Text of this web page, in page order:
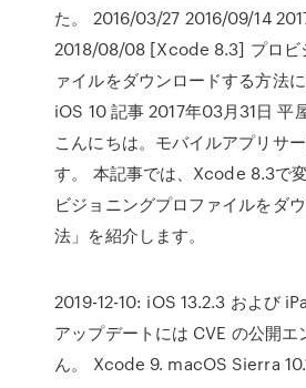
た。 2016/03/27 2016/09/14
2018/08/08 [Xcode 8.3] プロビ
ァイルをダウンロードする方法
iOS 10 記事 2017年03月31日 平
こんにちは。モバイルアプリサ
す。 本記事では、Xcode 8.3で
ビジョニングプロファイルをダ
法」を紹介します。
2019-12-10: iOS 13.2.3 および
アップデートには CVE の公開エ
ん。 Xcode 9. macOS Sierra